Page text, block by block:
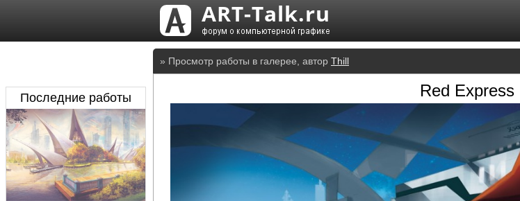
» Просмотр работы в галерее, автор Thill
Red Express
Последние работы